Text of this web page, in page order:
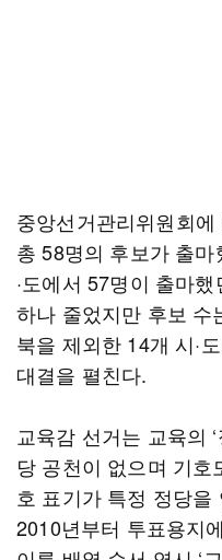
중앙선거관리위원회
총 58명의 후보가 출
·도에서 57명이 출마
하나 줄었지만 후보 수
북을 제외한 14개 시·
대결을 펼친다.
교육감 선거는 교육의
당 공천이 없으며 기
호 표기가 특정 정당
2010년부터 투표용지